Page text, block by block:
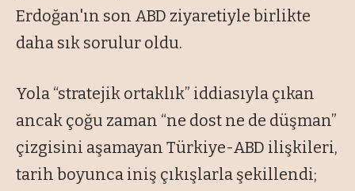
Erdoğan'ın son ABD ziyaretiyle birlikte
daha sık sorulur oldu.
Yola “stratejik ortaklık” iddiasıyla çıkan
ancak çoğu zaman “ne dost ne de düşman”
çizgisini aşamayan Türkiye-ABD ilişkileri,
tarih boyunca iniş çıkışlarla şekillendi;